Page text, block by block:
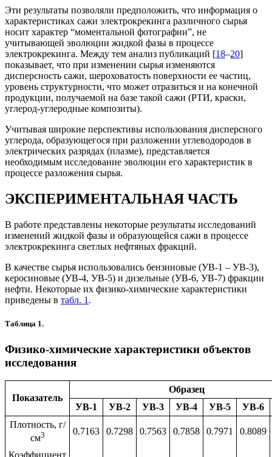
Эти результаты позволяли предположить, что информация о
характеристиках сажи электрокрекинга различного сырья
носит характер “моментальной фотографии”, не
учитывающей эволюции жидкой фазы в процессе
электрокрекинга. Между тем анализ публикаций [18–20]
показывает, что при изменении сырья изменяются
дисперсность сажи, шероховатость поверхности ее частиц,
уровень структурности, что может отразиться и на конечной
продукции, получаемой на базе такой сажи (РТИ, краски,
углерод-углеродные композиты).
Учитывая широкие перспективы использования дисперсного
углерода, образующегося при разложении углеводородов в
электрических разрядах (плазме), представляется
необходимым исследование эволюции его характеристик в
процессе разложения сырья.
ЭКСПЕРИМЕНТАЛЬНАЯ ЧАСТЬ
В работе представлены некоторые результаты исследований
изменений жидкой фазы и образующейся сажи в процессе
электрокрекинга светлых нефтяных фракций.
В качестве сырья использовались бензиновые (УВ-1 – УВ-3),
керосиновые (УВ-4, УВ-5) и дизельные (УВ-6, УВ-7) фракции
нефти. Некоторые их физико-химические характеристики
приведены в табл. 1 .
Таблица 1.
Физико-химические характеристики объектов
исследования
Показатель
Образец
УВ-1
УВ-2 УВ-3 УВ-4 УВ-5
УВ-6
Плотность, г/
см3 0.7163 0.7298 0.7563 0.7858 0.7971 0.8089